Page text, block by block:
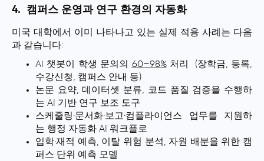
4. 캠퍼스 운영과 연구 환경의 자동화
미국 대학에서 이미 나타나고 있는 실제 적용 사례는 다음
과 같습니다:
AI 챗봇이 학생 문의의 60–98%처리 (장학금, 등록,
수강신청, 캠퍼스 안내 등)
논문 요약, 데이터셋 분류, 코드 품질 검증을 수행하
는 AI 기반 연구 보조 도구
스케줄링·문서화·보고·컴플라이언스 업무를 지원하
는 행정 자동화 AI 워크플로
입학·재적 예측, 이탈 위험 분석, 자원 배분을 위한 캠
퍼스 단위 예측 모델